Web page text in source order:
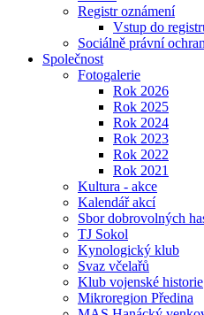
Registr oznámení
Vstup do
Sociálně právní
Společnost
Fotogalerie
Rok 2026
Rok 2025
Rok 2024
Rok 2023
Rok 2022
Rok 2021
Kultura - akce
Kalendář akcí
Sbor dobrovolných
TJ Sokol
Kynologický klub
Svaz včelařů
Klub vojenské historie
Mikroregion Předina